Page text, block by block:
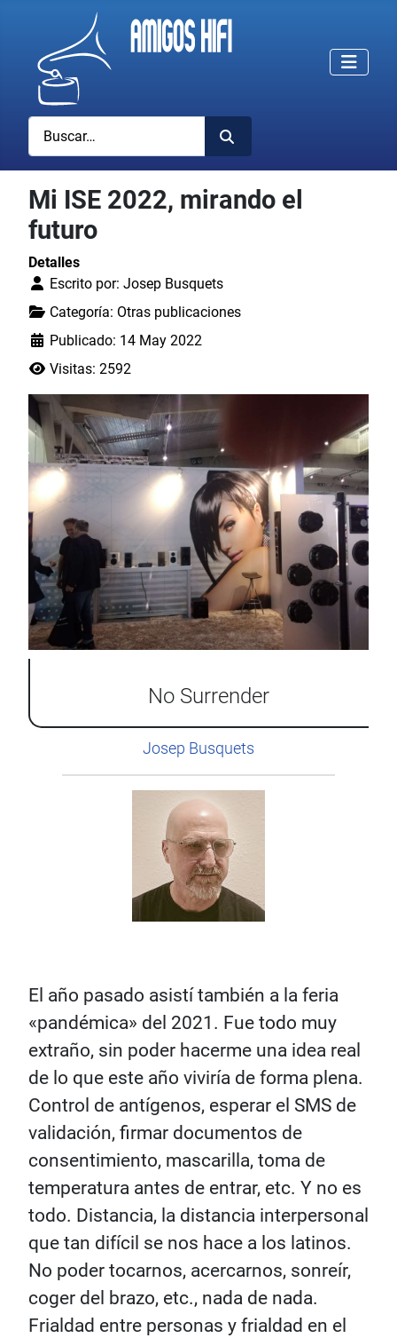
Buscar
Mi ISE 2022, mirando el
futuro
Detalles
Escrito por: Josep Busquets
Categoría: Otras publicaciones
Publicado: 14 May 2022
Visitas: 2592
No Surrender
Josep Busquets
El año pasado asistí también a la feria
«pandémica» del 2021. Fue todo muy
extraño, sin poder hacerme una idea real
de lo que este año viviría de forma plena.
Control de antígenos, esperar el SMS de
validación, firmar documentos de
consentimiento, mascarilla, toma de
temperatura antes de entrar, etc. Y no es
todo. Distancia, la distancia interpersonal
que tan difícil se nos hace a los latinos.
No poder tocarnos, acercarnos, sonreír,
coger del brazo, etc., nada de nada.
Frialdad entre personas y frialdad en el